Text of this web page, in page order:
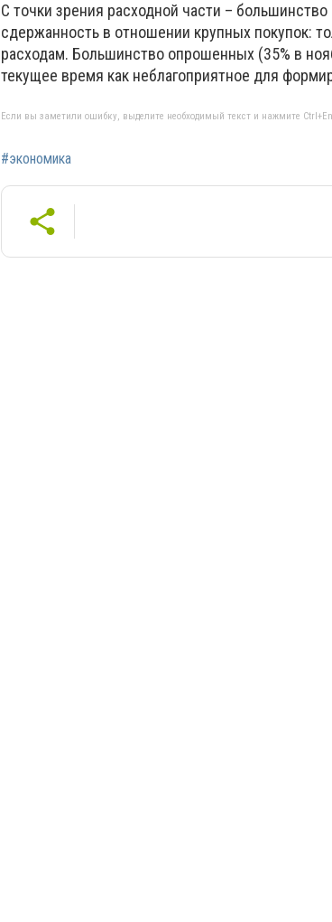
С точки зрения расходной части –
сдержанность в отношении крупных покупок:
расходам. Большинство опрошенных (35% в
текущее время как неблагоприятное для
Если вы заметили ошибку, выделите необходимый текст и нажмите
#экономика